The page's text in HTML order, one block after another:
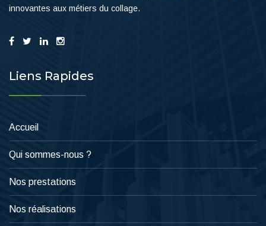
innovantes aux métiers du collage.
Liens Rapides
Accueil
Qui sommes-nous ?
Nos prestations
Nos réalisations